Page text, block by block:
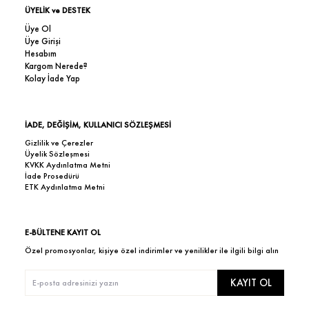
ÜYELİK ve DESTEK
Üye Ol
Üye Girişi
Hesabım
Kargom Nerede?
Kolay İade Yap
İADE, DEĞİŞİM, KULLANICI SÖZLEŞMESİ
Gizlilik ve Çerezler
Üyelik Sözleşmesi
KVKK Aydınlatma Metni
İade Prosedürü
ETK Aydınlatma Metni
E-BÜLTENE KAYIT OL
Özel promosyonlar, kişiye özel indirimler ve yenilikler ile ilgili bilgi alın
KAYIT OL